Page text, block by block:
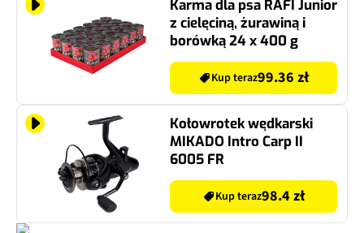
z cielęciną, żurawiną i
borówką 24 x 400 g
Kup teraz99.36 zł
Kołowrotek wędkarski
MIKADO Intro Carp II
6005 FR
Kup teraz98.4 zł